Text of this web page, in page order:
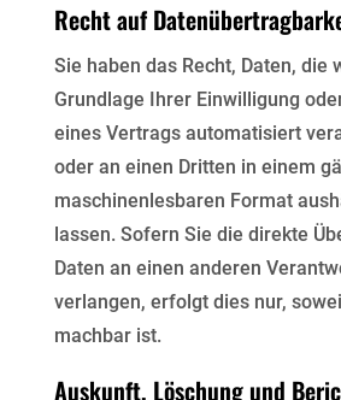
Recht auf
Sie haben das Recht, Daten, die
Grundlage Ihrer Einwilligung
eines Vertrags automatisiert
oder an einen Dritten in einem
maschinenlesbaren Format
lassen. Sofern Sie die direkte
Daten an einen anderen
verlangen, erfolgt dies nur,
machbar ist.
Auskunft, Löschung und